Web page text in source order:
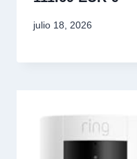
julio 18, 2026